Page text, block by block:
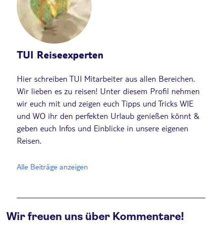
TUI Reiseexperten
Hier schreiben TUI Mitarbeiter aus allen Bereichen.
Wir lieben es zu reisen! Unter diesem Profil nehmen
wir euch mit und zeigen euch Tipps und Tricks WIE
und WO ihr den perfekten Urlaub genießen könnt &
geben euch Infos und Einblicke in unsere eigenen
Reisen.
Alle Beiträge anzeigen
Wir freuen uns über Kommentare!